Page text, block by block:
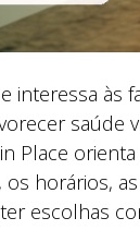
interessa
saúde
Place
horários,
escolhas